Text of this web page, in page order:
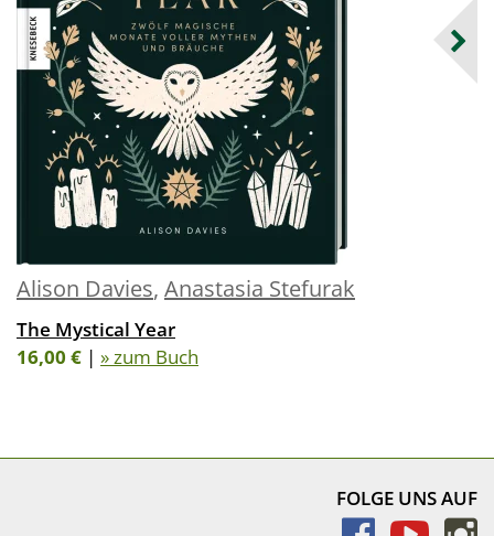
Alison Davies, Anastasia Stefurak
The Mystical Year
16,00 € | » zum Buch
FOLGE UNS AUF